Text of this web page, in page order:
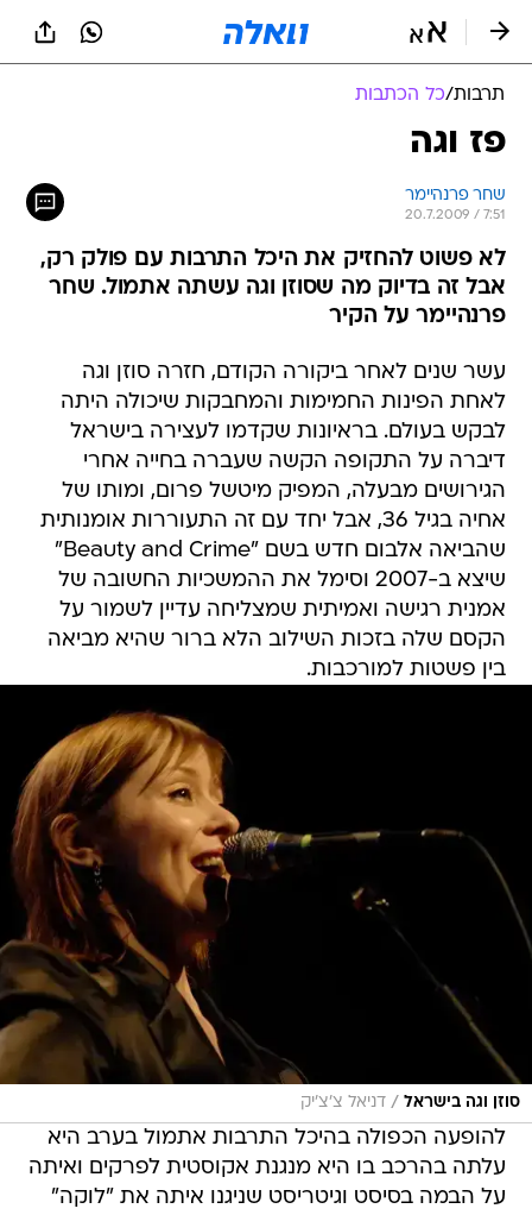
תרבות/כל הכתבות
פז וגה
שחר פרנהיימר
20.7.2009 / 7:51
לא פשוט להחזיק את היכל התרבות עם פולק רק,
אבל זה בדיוק מה שסוזן וגה עשתה אתמול. שחר
פרנהיימר על הקיר
עשר שנים לאחר ביקורה הקודם, חזרה סוזן וגה
לאחת הפינות החמימות והמחבקות שיכולה היתה
לבקש בעולם. בראיונות שקדמו לעצירה בישראל
דיברה על התקופה הקשה שעברה בחייה אחרי
הגירושים מבעלה, המפיק מיטשל פרום, ומותו של
אחיה בגיל 36, אבל יחד עם זה התעוררות אומנותית
שהביאה אלבום חדש בשם "Beauty and Crime"
שיצא ב-2007 וסימל את ההמשכיות החשובה של
אמנית רגישה ואמיתית שמצליחה עדיין לשמור על
הקסם שלה בזכות השילוב הלא ברור שהיא מביאה
בין פשטות למורכבות.
סוזן וגה בישראל / דניאל צ'צ'יק
להופעה הכפולה בהיכל התרבות אתמול בערב היא
עלתה בהרכב בו היא מנגנת אקוסטית לפרקים ואיתה
על הבמה בסיסט וגיטריסט שניגנו איתה את "לוקה"